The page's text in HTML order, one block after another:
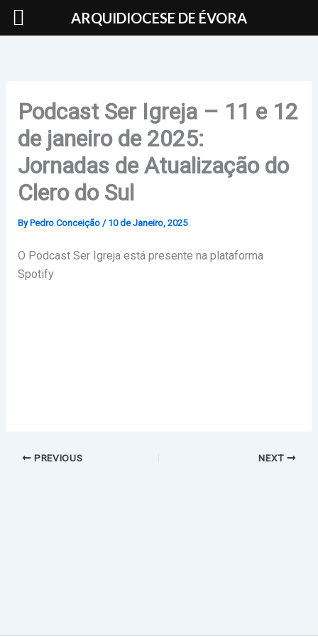
Skip
Podcast Ser Igreja – 11 e 12
de janeiro de 2025:
Jornadas de Atualização do
Clero do Sul
By Pedro Conceição / 10 de Janeiro, 2025
O Podcast Ser Igreja está presente na plataforma
Spotify
PREVIOUS NEXT
ARQUIDIOCESE DE ÉVORA